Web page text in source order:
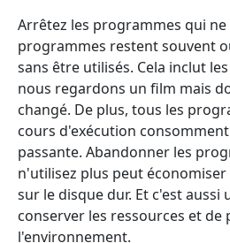
Arrêtez les programmes qui ne
programmes restent souvent
sans être utilisés. Cela inclut
nous regardons un film mais
changé. De plus, tous les
cours d'exécution
passante. Abandonner les
n'utilisez plus peut
sur le disque dur. Et c'est aussi
conserver les ressources et de
l'environnement.